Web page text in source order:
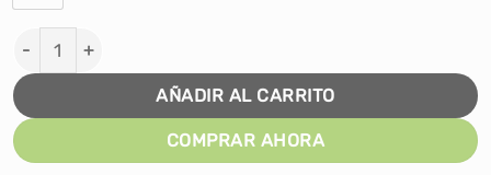
PELOTA PARA BASKET SPALDING HIGHLIGHT GOMA
AÑADIR AL CARRITO
COMPRAR AHORA